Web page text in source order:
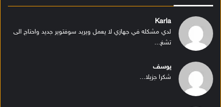
Karla
لدي مشكله في جهازي لا يعمل ويريد سوفتوير جديد واحتاج الى
تشغ...
يوسف
شكرا جزيلا...